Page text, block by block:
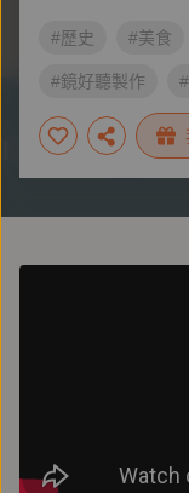
#歷史 #美食
#鏡好聽製作
#臺灣漫遊錄